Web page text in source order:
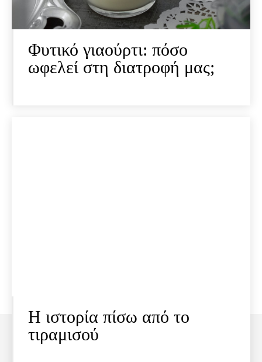
Φυτικό γιαούρτι: πόσο
ωφελεί στη διατροφή μας;
Η ιστορία πίσω από το
τιραμισού